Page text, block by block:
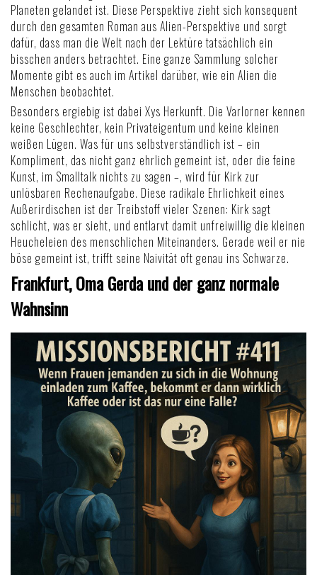
Planeten gelandet ist. Diese Perspektive zieht sich konsequent
durch den gesamten Roman aus Alien-Perspektive und sorgt
dafür, dass man die Welt nach der Lektüre tatsächlich ein
bisschen anders betrachtet. Eine ganze Sammlung solcher
Momente gibt es auch im Artikel darüber, wie ein Alien die
Menschen beobachtet.
Besonders ergiebig ist dabei Xys Herkunft. Die Varlorner kennen
keine Geschlechter, kein Privateigentum und keine kleinen
weißen Lügen. Was für uns selbstverständlich ist – ein
Kompliment, das nicht ganz ehrlich gemeint ist, oder die feine
Kunst, im Smalltalk nichts zu sagen –, wird für Kirk zur
unlösbaren Rechenaufgabe. Diese radikale Ehrlichkeit eines
Außerirdischen ist der Treibstoff vieler Szenen: Kirk sagt
schlicht, was er sieht, und entlarvt damit unfreiwillig die kleinen
Heucheleien des menschlichen Miteinanders. Gerade weil er nie
böse gemeint ist, trifft seine Naivität oft genau ins Schwarze.
Frankfurt, Oma Gerda und der ganz normale
Wahnsinn